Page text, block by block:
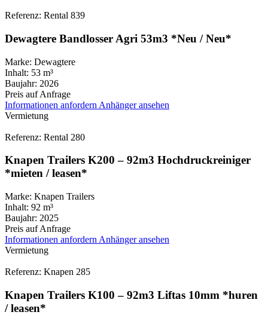
Referenz: Rental 839
Dewagtere Bandlosser Agri 53m3 *Neu / Neu*
Marke: Dewagtere
Inhalt: 53 m³
Baujahr: 2026
Preis auf Anfrage
Informationen anfordern Anhänger ansehen
Vermietung
Referenz: Rental 280
Knapen Trailers K200 – 92m3 Hochdruckreiniger
*mieten / leasen*
Marke: Knapen Trailers
Inhalt: 92 m³
Baujahr: 2025
Preis auf Anfrage
Informationen anfordern Anhänger ansehen
Vermietung
Referenz: Knapen 285
Knapen Trailers K100 – 92m3 Liftas 10mm *huren
/ leasen*